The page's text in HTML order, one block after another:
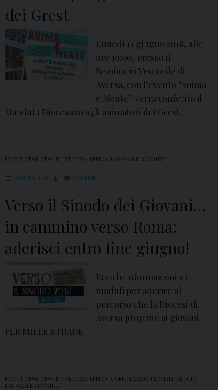
s
c
i
z
i
dei Grest
Lunedì 11 giugno 2018, alle
ore 19:00, presso il
Seminario Vescovile di
Aversa, con l’evento “Anima
e Mente” verrà conferito il
Mandato Diocesano agli animatori dei Grest.
EVENTI NEWS NEWS IN EVIDENZA UFFICIO PASTORALE GIOVANILE
5 GIUGNO 2018 COMMENT
Verso il Sinodo dei Giovani…
in cammino verso Roma:
aderisci entro fine giugno!
Ecco le informazioni e i
moduli per aderire al
percorso che la Diocesi di
Aversa propone ai giovani
PER MILLE STRADE
EVENTI NEWS NEWS IN EVIDENZA UFFICIO COMUNICAZIONI SOCIALI UFFICIO
PASTORALE GIOVANILE